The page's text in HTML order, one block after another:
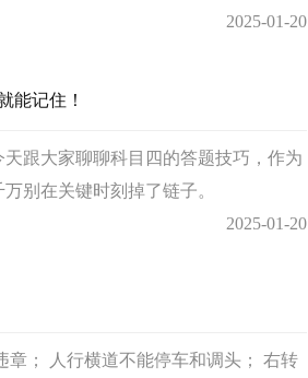
行车中的礼让规则 在
2025-01-20
能记住！
跟大家聊聊科目四的答题技巧，作为
别在关键时刻掉了链子。
2025-01-20
章； 人行横道不能停车和调头； 右转